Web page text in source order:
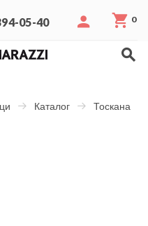
05-40 0
Каталог Тоскана